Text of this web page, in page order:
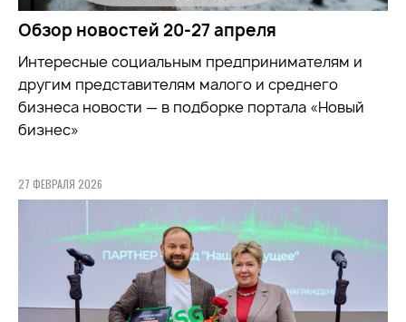
Обзор новостей 20-27 апреля
Интересные социальным предпринимателям и
другим представителям малого и среднего
бизнеса новости — в подборке портала «Новый
бизнес»
27 ФЕВРАЛЯ 2026